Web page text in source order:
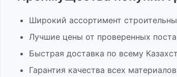
Широкий ассортимент
Лучшие цены от проверенных
Быстрая доставка по всему
Гарантия качества всех материалов